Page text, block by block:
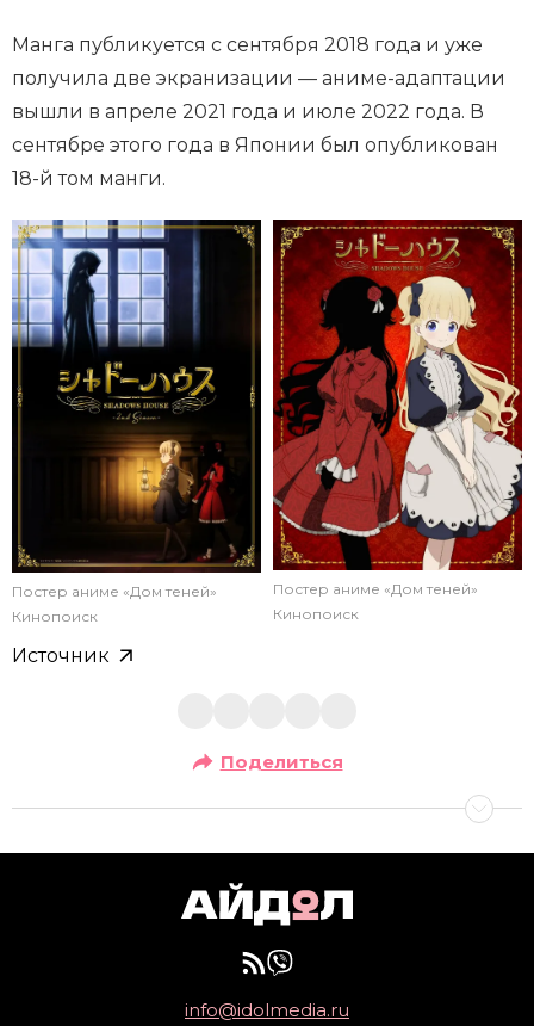
Манга публикуется с сентября 2018 года и уже
получила две экранизации — аниме-адаптации
вышли в апреле 2021 года и июле 2022 года. В
сентябре этого года в Японии был опубликован
18-й том манги.
Постер аниме «Дом теней»
Кинопоиск
Постер аниме «Дом теней»
Кинопоиск
Источник
Поделиться
info@idolmedia.ru